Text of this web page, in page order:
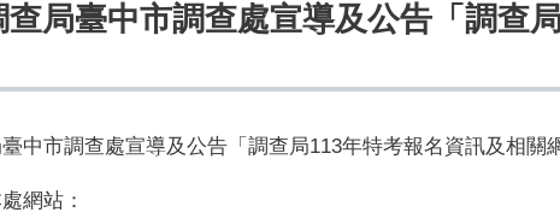
查局臺中市調查處宣導及公告「調查
中市調查處宣導及公告「調查局113年特考報名資訊及相關
網站：